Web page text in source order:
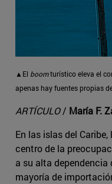
▲El boomturístico eleva el
apenas hay fuentes propias
ARTÍCULO/ María F.
En las islas del
centro de la
a su alta
mayoría de